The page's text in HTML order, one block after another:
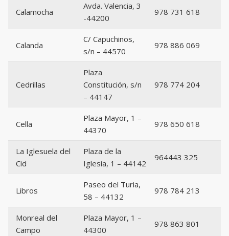
Calamocha
Avda. Valencia, 3
-44200
978 731 618
Calanda
C/ Capuchinos,
s/n – 44570
978 886 069
Cedrillas
Plaza
Constitución, s/n
– 44147
978 774 204
Cella
Plaza Mayor, 1 –
44370
978 650 618
La Iglesuela del
Cid
Plaza de la
Iglesia, 1 – 44142
964443 325
Libros
Paseo del Turia,
58 – 44132
978 784 213
Monreal del
Campo
Plaza Mayor, 1 –
44300
978 863 801